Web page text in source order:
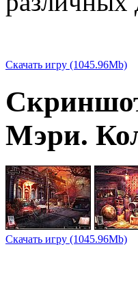
Скачать игру (1045.96Mb)
Мэри.
Скачать игру (1045.96Mb)